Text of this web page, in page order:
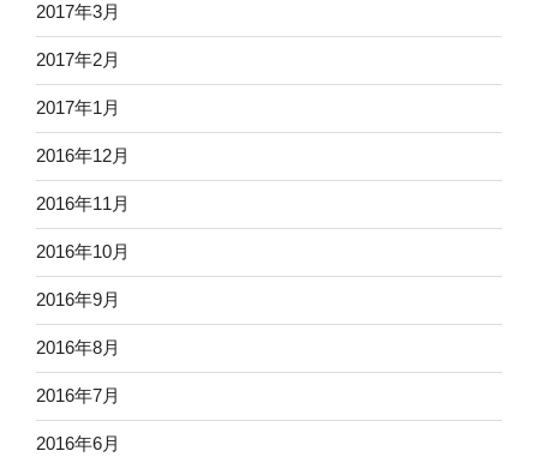
2017年3月
2017年2月
2017年1月
2016年12月
2016年11月
2016年10月
2016年9月
2016年8月
2016年7月
2016年6月